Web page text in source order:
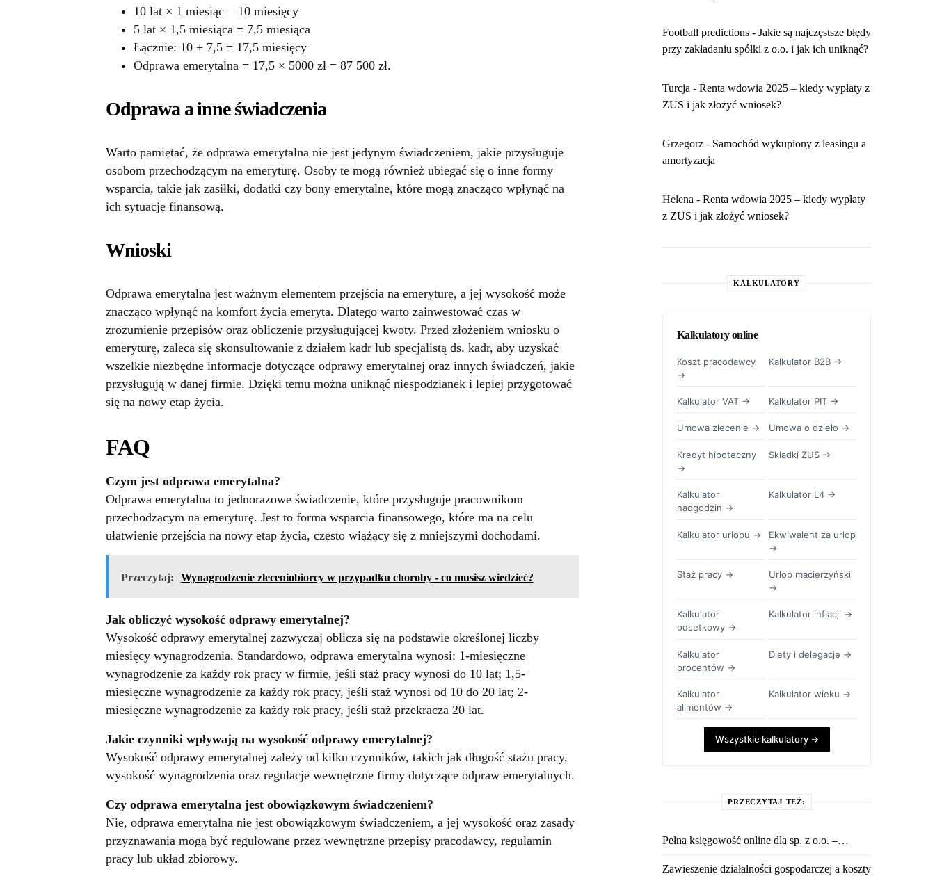
10 lat × 1 miesiąc = 10 miesięcy
5 lat × 1,5 miesiąca = 7,5 miesiąca
Łącznie: 10 + 7,5 = 17,5 miesięcy
Odprawa emerytalna = 17,5 × 5000 zł = 87 500 zł.
Odprawa a inne świadczenia
Warto pamiętać, że odprawa emerytalna nie jest jedynym świadczeniem, jakie przysługuje
osobom przechodzącym na emeryturę. Osoby te mogą również ubiegać się o inne formy
wsparcia, takie jak zasiłki, dodatki czy bony emerytalne, które mogą znacząco wpłynąć na
ich sytuację finansową.
Wnioski
Odprawa emerytalna jest ważnym elementem przejścia na emeryturę, a jej wysokość może
znacząco wpłynąć na komfort życia emeryta. Dlatego warto zainwestować czas w
zrozumienie przepisów oraz obliczenie przysługującej kwoty. Przed złożeniem wniosku o
emeryturę, zaleca się skonsultowanie z działem kadr lub specjalistą ds. kadr, aby uzyskać
wszelkie niezbędne informacje dotyczące odprawy emerytalnej oraz innych świadczeń, jakie
przysługują w danej firmie. Dzięki temu można uniknąć niespodzianek i lepiej przygotować
się na nowy etap życia.
FAQ
Czym jest odprawa emerytalna?
Odprawa emerytalna to jednorazowe świadczenie, które przysługuje pracownikom
przechodzącym na emeryturę. Jest to forma wsparcia finansowego, które ma na celu
ułatwienie przejścia na nowy etap życia, często wiążący się z mniejszymi dochodami.
Przeczytaj: Wynagrodzenie zleceniobiorcy w przypadku choroby - co musisz wiedzieć?
Jak obliczyć wysokość odprawy emerytalnej?
Wysokość odprawy emerytalnej zazwyczaj oblicza się na podstawie określonej liczby
miesięcy wynagrodzenia. Standardowo, odprawa emerytalna wynosi: 1-miesięczne
wynagrodzenie za każdy rok pracy w firmie, jeśli staż pracy wynosi do 10 lat; 1,5-
miesięczne wynagrodzenie za każdy rok pracy, jeśli staż wynosi od 10 do 20 lat; 2-
miesięczne wynagrodzenie za każdy rok pracy, jeśli staż przekracza 20 lat.
Jakie czynniki wpływają na wysokość odprawy emerytalnej?
Wysokość odprawy emerytalnej zależy od kilku czynników, takich jak długość stażu pracy,
wysokość wynagrodzenia oraz regulacje wewnętrzne firmy dotyczące odpraw emerytalnych.
Czy odprawa emerytalna jest obowiązkowym świadczeniem?
Nie, odprawa emerytalna nie jest obowiązkowym świadczeniem, a jej wysokość oraz zasady
przyznawania mogą być regulowane przez wewnętrzne przepisy pracodawcy, regulamin
pracy lub układ zbiorowy.
Football predictions - Jakie są najczęstsze błędy
przy zakładaniu spółki z o.o. i jak ich uniknąć?
Turcja - Renta wdowia 2025 – kiedy wypłaty z
ZUS i jak złożyć wniosek?
Grzegorz - Samochód wykupiony z leasingu a
amortyzacja
Helena - Renta wdowia 2025 – kiedy wypłaty
z ZUS i jak złożyć wniosek?
KALKULATORY
Kalkulatory online
Koszt pracodawcy
→
Kalkulator B2B →
Kalkulator VAT → Kalkulator PIT →
Umowa zlecenie → Umowa o dzieło →
Kredyt hipoteczny
→
Składki ZUS →
Kalkulator
nadgodzin →
Kalkulator L4 →
Kalkulator urlopu →
Ekwiwalent za urlop
→
Staż pracy →
Urlop macierzyński
→
Kalkulator
odsetkowy →
Kalkulator inflacji →
Kalkulator
procentów →
Diety i delegacje →
Kalkulator
alimentów →
Kalkulator wieku →
Wszystkie kalkulatory →
PRZECZYTAJ TEŻ:
Pełna księgowość online dla sp. z o.o. –…
Zawieszenie działalności gospodarczej a koszty